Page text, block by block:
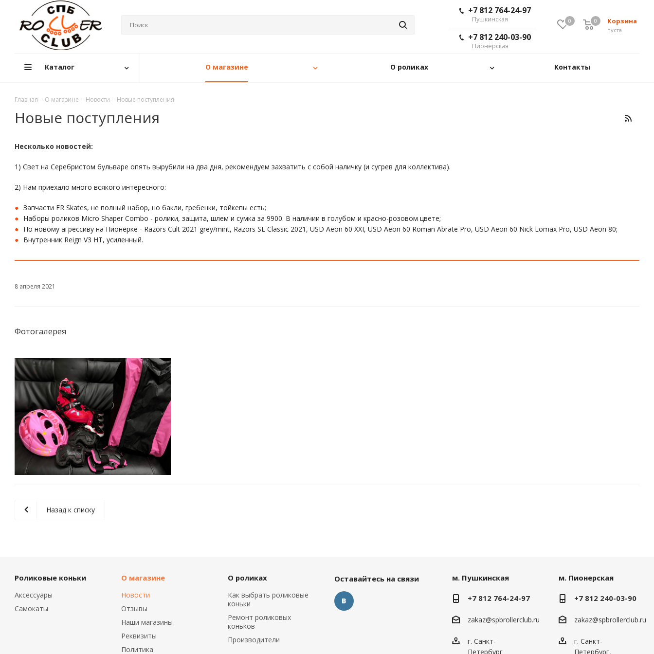
0 Корзина
пуста
0
+7 812 764-24-97
Пушкинская
+7 812 240-03-90
Пионерская
Каталог О магазине О роликах Контакты
Главная - О магазине - Новости - Новые поступления
Новые поступления
Несколько новостей:
1) Свет на Серебристом бульваре опять вырубили на два дня, рекомендуем захватить с собой наличку (и сугрев для коллектива).
2) Нам приехало много всякого интересного:
Запчасти FR Skates, не полный набор, но бакли, гребенки, тойкепы есть;
Наборы роликов Micro Shaper Combo - ролики, защита, шлем и сумка за 9900. В наличии в голубом и красно-розовом цвете;
По новому агрессиву на Пионерке - Razors Cult 2021 grey/mint, Razors SL Classic 2021, USD Aeon 60 XXI, USD Aeon 60 Roman Abrate Pro, USD Aeon 60 Nick Lomax Pro, USD Aeon 80;
Внутренник Reign V3 HT, усиленный.
8 апреля 2021
Фотогалерея
Назад к списку
Роликовые коньки
Аксессуары
Самокаты
О магазине
Новости
Отзывы
Наши магазины
Реквизиты
Политика
О роликах
Как выбрать роликовые
коньки
Ремонт роликовых
коньков
Производители
Оставайтесь на связи м. Пушкинская
+7 812 764-24-97
zakaz@spbrollerclub.ru
г. Санкт-
Петербург
м. Пионерская
+7 812 240-03-90
zakaz@spbrollerclub.ru
г. Санкт-
Петербург,